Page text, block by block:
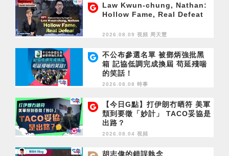
Law Kwun-chung, Nathan:
Hollow Fame, Real Defeat
2026.08.09 視頻 周天慧
不公布參選名單 被鄧炳強批黑
箱 記協低調完成換屆 苟延殘喘
的笑話！
2026.08.08 時事
【今日G點】打伊朗冇晒符 美軍
頹到要徵「妙計」 TACO妥協是
出路？
2026.08.04 視頻
胡志偉的錯誤執念